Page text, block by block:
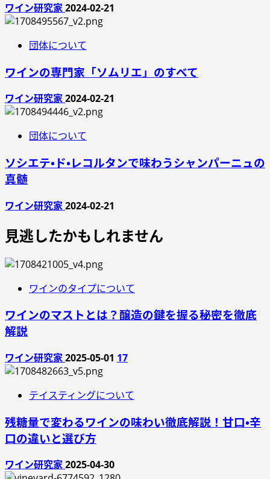
ワイン研究家2024-02-21
団体について
ワインの専門家「ソムリエ」のすべて
ワイン研究家2024-02-21
団体について
ソシエテ・ド・レコルタンで味わうシャンパーニュの
真髄
ワイン研究家2024-02-21
見逃したかもしれません
ワインのタイプについて
ワインのマストとは？醸造の鍵を握る秘密を徹底
解説
ワイン研究家2025-05-01 17
テイスティングについて
残糖量で変わるワインの味わい徹底解説！甘口・辛
口の違いと選び方
ワイン研究家2025-04-30